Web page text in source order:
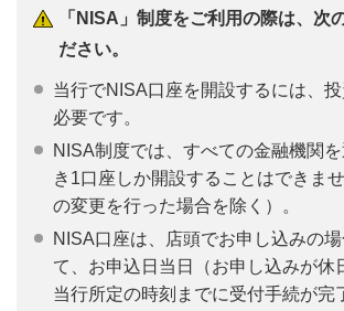
「NISA」制度をご利用の際は、次
ださい。
当行でNISA口座を開設するには、
必要です。
NISA制度では、すべての金融機関
き1口座しか開設することはできま
の変更を行った場合を除く）。
NISA口座は、店頭でお申し込みの
て、お申込日当日（お申し込みが休
当行所定の時刻までに受付手続が完